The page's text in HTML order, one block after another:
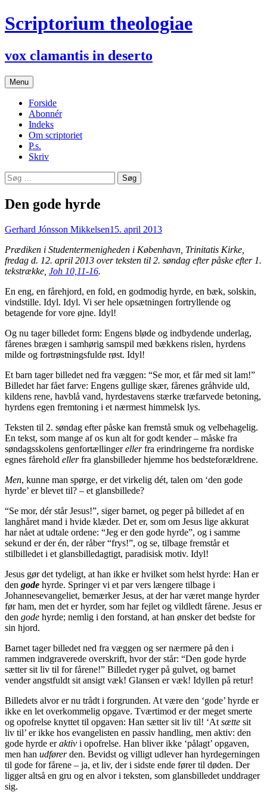
Hop
til
Scriptorium theologiae
vox clamantis in deserto
Menu
Forside
Abonnér
Indeks
Om scriptoriet
P.s.
Skriv
Søg
efter:
Den gode hyrde
Gerhard Jónsson Mikkelsen15. april 2013
Prædiken i Studentermenigheden i København, Trinitatis Kirke,
fredag d. 12. april 2013 over teksten til 2. søndag efter påske efter 1.
tekstrække, Joh 10,11-16.
En eng, en fårehjord, en fold, en godmodig hyrde, en bæk, solskin,
vindstille. Idyl. Idyl. Vi ser hele opsætningen fortryllende og
betagende for vore øjne. Idyl!
Og nu tager billedet form: Engens bløde og indbydende underlag,
fårenes brægen i samhørig samspil med bækkens rislen, hyrdens
milde og fortrøstningsfulde røst. Idyl!
Et barn tager billedet ned fra væggen: “Se mor, et får med sit lam!”
Billedet har fået farve: Engens gullige skær, fårenes gråhvide uld,
kildens rene, havblå vand, hyrdestavens stærke træfarvede betoning,
hyrdens egen fremtoning i et nærmest himmelsk lys.
Teksten til 2. søndag efter påske kan fremstå smuk og velbehagelig.
En tekst, som mange af os kun alt for godt kender – måske fra
søndagsskolens genfortællingerellerfra erindringerne fra nordiske
egnes fårehold ellerfra glansbilleder hjemme hos bedsteforældrene.
Men, kunne man spørge, er det virkelig dét, talen om ‘den gode
hyrde’ er blevet til? – et glansbillede?
“Se mor, dér står Jesus!”, siger barnet, og peger på billedet af en
langhåret mand i hvide klæder. Det er, som om Jesus lige akkurat
har nået at udtale ordene: “Jeg er den gode hyrde”, og i samme
sekund er der én, der råber “frys!”, og se, tilbage fremstår et
stilbilledet i et glansbilledagtigt, paradisisk motiv. Idyl!
Jesus gør det tydeligt, at han ikke er hvilket som helst hyrde: Han er
den gode hyrde. Springer vi et par vers længere tilbage i
Johannesevangeliet, bemærker Jesus, at der har været mange hyrder
før ham, men det er hyrder, som har fejlet og vildledt fårene. Jesus er
den gode hyrde; nemlig i den forstand, at han ønsker det bedste for
sin hjord.
Barnet tager billedet ned fra væggen og ser nærmere på den i
rammen indgraverede overskrift, hvor der står: “Den gode hyrde
sætter sit liv til for fårene!” Billedet ryger på gulvet, og barnet
vender angstfuldt sit ansigt væk! Glansen er væk! Idyllen på retur!
Billedets alvor er nu trådt i forgrunden. At være den ‘gode’ hyrde er
ikke en let overkommelig opgave. Tværtimod er der meget smerte
og opofrelse knyttet til opgaven: Han sætter sit liv til! ‘At sætte sit
liv til’ er ikke hos evangelisten en passiv handling, men aktiv: den
gode hyrde eraktiv i opofrelse. Han bliver ikke ‘pålagt’ opgaven,
men han udførerden. Bevidst og villigt udlever han hyrdegerningen
til gode for fårene – ja, et liv, der i sidste ende fører til døden. Der
ligger altså en gru og en alvor i teksten, som glansbilledet unddrager
sig.